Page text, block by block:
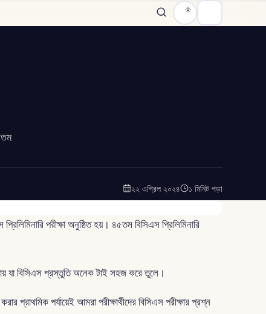
২২ এপ্রিল ২০২৪ ১ মিনিট পড়া
পরীক্ষা অনুষ্ঠিত হয়। ৪৫তম বিসিএস প্রিলিমিনারি
যা বিসিএস প্রস্তুতি অনেক টাই সহজ করে তুলে।
পর্যায়েই আমরা পরীক্ষার্থীদের বিসিএস পরীক্ষার প্রশ্ন